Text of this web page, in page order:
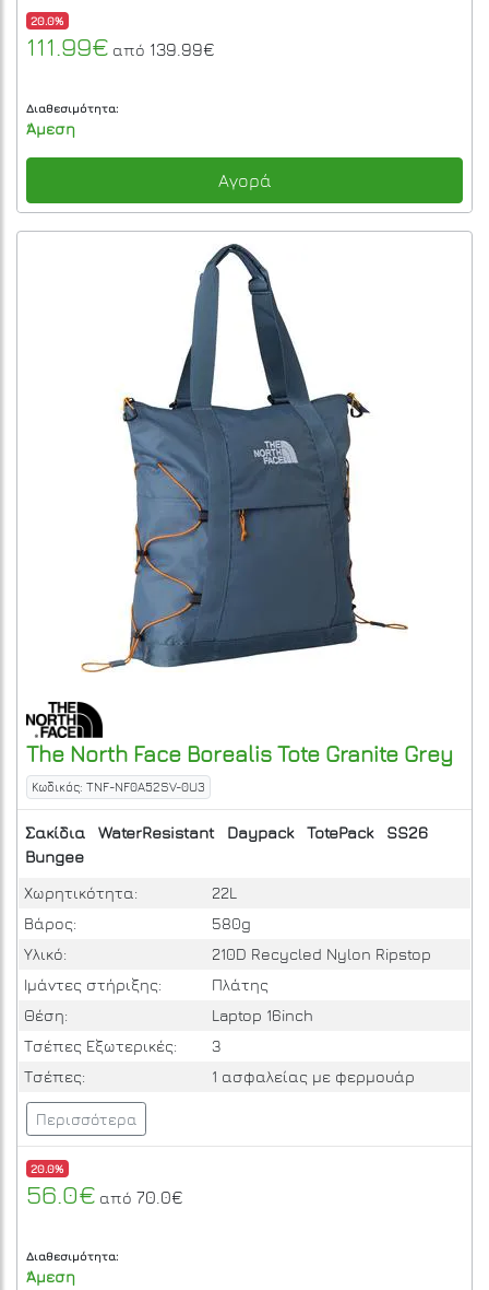
20.0%
111.99€ από 139.99€
Διαθεσιμότητα:
Άμεση
Αγορά
The North Face Borealis Tote Granite Grey
Κωδικός: TNF-NF0A52SV-0U3
Σακίδια WaterResistant Daypack TotePack
SS26
Bungee
Χωρητικότητα:
22L
Βάρος:
580g
Υλικό:
210D Recycled Nylon Ripstop
Ιμάντες στήριξης:
Πλάτης
Θέση:
Laptop 16inch
Τσέπες Εξωτερικές:
3
Τσέπες:
1 ασφαλείας με φερμουάρ
Περισσότερα
20.0%
56.0€ από 70.0€
Διαθεσιμότητα:
Άμεση